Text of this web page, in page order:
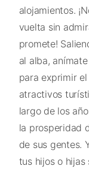
alojamientos.
vuelta sin
promete!
al alba,
para exprimir
atractivos
largo de los
la prosperidad
de sus gentes.
tus hijos o